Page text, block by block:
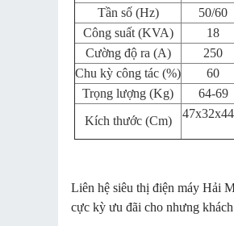
Tần số (Hz)
50/60
Công suất (KVA)
18
Cường độ ra (A)
250
Chu kỳ công tác (%)
60
Trọng lượng (Kg)
64-69
Kích thước (Cm)
Liên hệ siêu thị điện máy Hải
cực kỳ ưu đãi cho nhưng